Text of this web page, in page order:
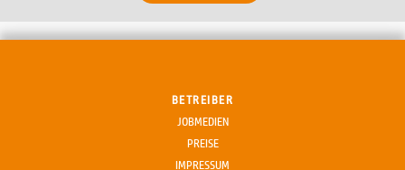
BETREIBER
JOBMEDIEN
PREISE
IMPRESSUM